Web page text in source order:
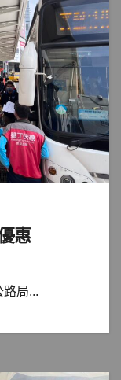
惠
路局...